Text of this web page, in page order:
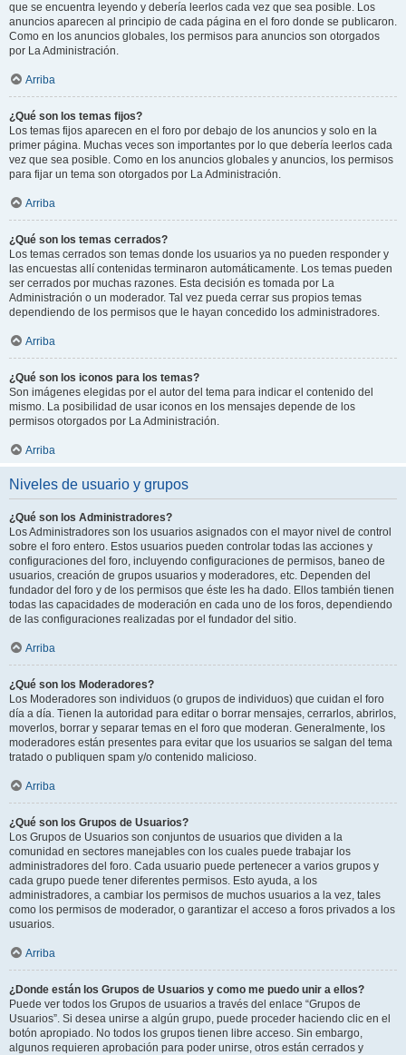
que se encuentra leyendo y debería leerlos cada vez que sea posible. Los
anuncios aparecen al principio de cada página en el foro donde se publicaron.
Como en los anuncios globales, los permisos para anuncios son otorgados
por La Administración.
Arriba
¿Qué son los temas fijos?
Los temas fijos aparecen en el foro por debajo de los anuncios y solo en la
primer página. Muchas veces son importantes por lo que debería leerlos cada
vez que sea posible. Como en los anuncios globales y anuncios, los permisos
para fijar un tema son otorgados por La Administración.
Arriba
¿Qué son los temas cerrados?
Los temas cerrados son temas donde los usuarios ya no pueden responder y
las encuestas allí contenidas terminaron automáticamente. Los temas pueden
ser cerrados por muchas razones. Esta decisión es tomada por La
Administración o un moderador. Tal vez pueda cerrar sus propios temas
dependiendo de los permisos que le hayan concedido los administradores.
Arriba
¿Qué son los iconos para los temas?
Son imágenes elegidas por el autor del tema para indicar el contenido del
mismo. La posibilidad de usar iconos en los mensajes depende de los
permisos otorgados por La Administración.
Arriba
Niveles de usuario y grupos
¿Qué son los Administradores?
Los Administradores son los usuarios asignados con el mayor nivel de control
sobre el foro entero. Estos usuarios pueden controlar todas las acciones y
configuraciones del foro, incluyendo configuraciones de permisos, baneo de
usuarios, creación de grupos usuarios y moderadores, etc. Dependen del
fundador del foro y de los permisos que éste les ha dado. Ellos también tienen
todas las capacidades de moderación en cada uno de los foros, dependiendo
de las configuraciones realizadas por el fundador del sitio.
Arriba
¿Qué son los Moderadores?
Los Moderadores son individuos (o grupos de individuos) que cuidan el foro
día a día. Tienen la autoridad para editar o borrar mensajes, cerrarlos, abrirlos,
moverlos, borrar y separar temas en el foro que moderan. Generalmente, los
moderadores están presentes para evitar que los usuarios se salgan del tema
tratado o publiquen spam y/o contenido malicioso.
Arriba
¿Qué son los Grupos de Usuarios?
Los Grupos de Usuarios son conjuntos de usuarios que dividen a la
comunidad en sectores manejables con los cuales puede trabajar los
administradores del foro. Cada usuario puede pertenecer a varios grupos y
cada grupo puede tener diferentes permisos. Esto ayuda, a los
administradores, a cambiar los permisos de muchos usuarios a la vez, tales
como los permisos de moderador, o garantizar el acceso a foros privados a los
usuarios.
Arriba
¿Donde están los Grupos de Usuarios y como me puedo unir a ellos?
Puede ver todos los Grupos de usuarios a través del enlace “Grupos de
Usuarios”. Si desea unirse a algún grupo, puede proceder haciendo clic en el
botón apropiado. No todos los grupos tienen libre acceso. Sin embargo,
algunos requieren aprobación para poder unirse, otros están cerrados y